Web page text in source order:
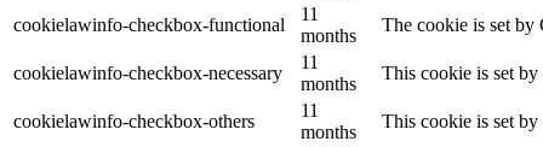
cookielawinfo-checkbox-functional
11
months
The cookie is set by
cookielawinfo-checkbox-necessary
11
months
This cookie is set
cookielawinfo-checkbox-others
11
months
This cookie is set